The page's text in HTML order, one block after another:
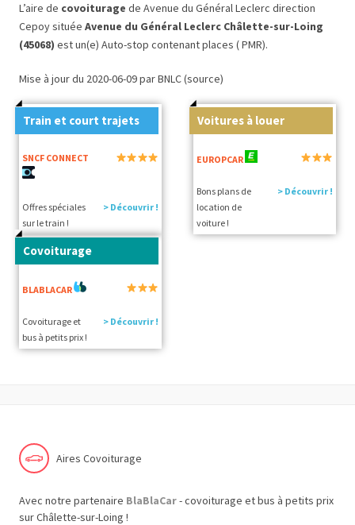
L’aire de covoiturage de Avenue du Général Leclerc direction
Cepoy située Avenue du Général Leclerc Châlette-sur-Loing
(45068) est un(e) Auto-stop contenant places ( PMR).
Mise à jour du 2020-06-09 par BNLC (source)
Train et court trajets
SNCF CONNECT
Offres spéciales
sur le train !
> Découvrir !
Voitures à louer
EUROPCAR
Bons plans de
location de
voiture !
> Découvrir !
Covoiturage
BLABLACAR
Covoiturage et
bus à petits prix !
> Découvrir !
Aires Covoiturage
Avec notre partenaire BlaBlaCar- covoiturage et bus à petits prix
sur Châlette-sur-Loing !